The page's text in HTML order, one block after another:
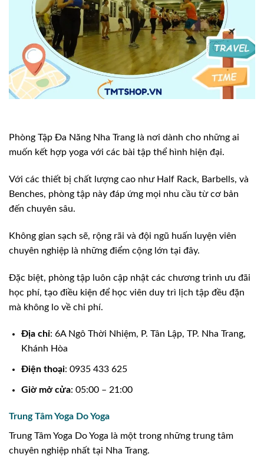
Phòng Tập Đa Năng Nha Trang là nơi dành cho những ai
muốn kết hợp yoga với các bài tập thể hình hiện đại.
Với các thiết bị chất lượng cao như Half Rack, Barbells, và
Benches, phòng tập này đáp ứng mọi nhu cầu từ cơ bản
đến chuyên sâu.
Không gian sạch sẽ, rộng rãi và đội ngũ huấn luyện viên
chuyên nghiệp là những điểm cộng lớn tại đây.
Đặc biệt, phòng tập luôn cập nhật các chương trình ưu đãi
học phí, tạo điều kiện để học viên duy trì lịch tập đều đặn
mà không lo về chi phí.
Địa chỉ: 6A Ngô Thời Nhiệm, P. Tân Lập, TP. Nha Trang,
Khánh Hòa
Điện thoại: 0935 433 625
Giờ mở cửa: 05:00 – 21:00
Trung Tâm Yoga Do Yoga
Trung Tâm Yoga Do Yoga là một trong những trung tâm
chuyên nghiệp nhất tại Nha Trang.